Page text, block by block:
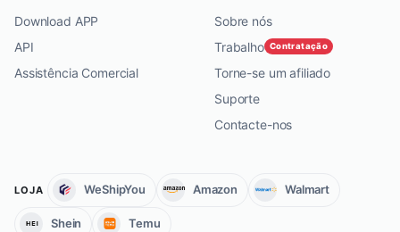
Download APP
API
Assistência Comercial
Sobre nós
Trabalho Contratação
Torne-se um afiliado
Suporte
Contacte-nos
LOJA WeShipYou Amazon Walmart
Shein Temu